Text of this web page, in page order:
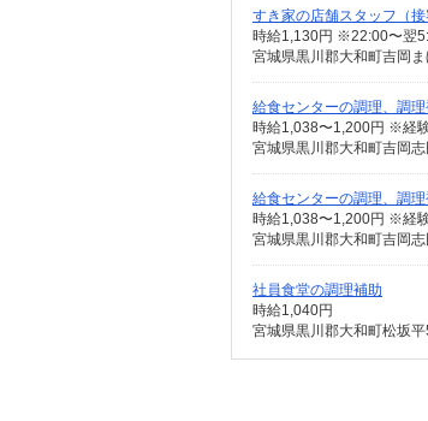
すき家の店舗スタッフ（接
時給1,130円 ※22:00〜翌
宮城県黒川郡大和町吉岡
給食センターの調理、調理
宮城県黒川郡大和町吉岡
給食センターの調理、調理
宮城県黒川郡大和町吉岡
社員食堂の調理補助
時給1,040円
宮城県黒川郡大和町松坂